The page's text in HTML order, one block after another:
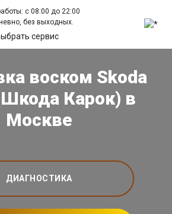
с 08:00 до 22:00
без выходных.
сервис
воском Skoda
Карок) в
Москве
ДИАГНОСТИКА